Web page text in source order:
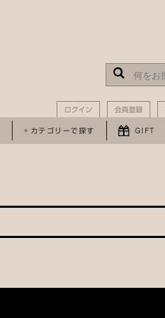
ログイン 会員登録
カテゴリーで探す GIFT